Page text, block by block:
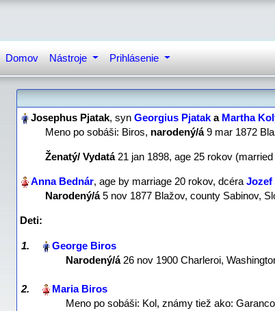
Domov Nástroje Prihlásenie
‎Josephus Pjatak‏‎, syn Georgius Pjataka Martha
Meno po sobáši: Biros, narodený/á‎9 mar 1872
Ženatý/ Vydatá‎21 jan 1898, age 25 rokov
Anna Bednár‏, age by marriage 20 rokov, dcéra Jozef
Narodený/á‎5 nov 1877 Blažov, county Sabinov,
Deti:
1.
George Biros‏
Narodený/á‎26 nov 1900 Charleroi,
2.
Maria Biros‏
Meno po sobáši: Kol, známy tiež ako: